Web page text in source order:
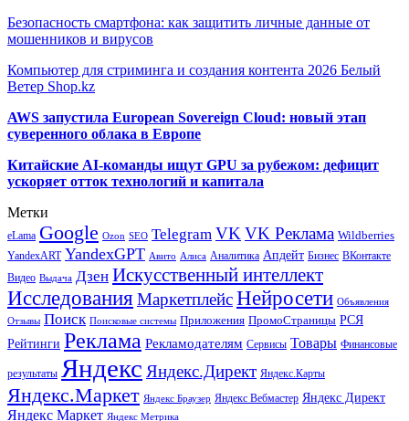
Безопасность смартфона: как защитить личные данные от
мошенников и вирусов
Компьютер для стриминга и создания контента 2026 Белый
Ветер Shop.kz
AWS запустила European Sovereign Cloud: новый этап
суверенного облака в Европе
Китайские AI-команды ищут GPU за рубежом: дефицит
ускоряет отток технологий и капитала
Метки
eLama Google Ozon SEO Telegram VK VK Реклама Wildberries
YandexART YandexGPT Авито Алиса Аналитика Апдейт Бизнес ВКонтакте
Видео Выдача Дзен Искусственный интеллект
Исследования МаркетплейсНейросети Объявления
Отзывы Поиск Поисковые системы Приложения ПромоСтраницы РСЯ
Рейтинги Реклама Рекламодателям Сервисы Товары Финансовые
результаты Яндекс Яндекс.Директ Яндекс.Карты
Яндекс.Маркет Яндекс Браузер Яндекс Вебмастер Яндекс Директ
Яндекс Маркет Яндекс Метрика